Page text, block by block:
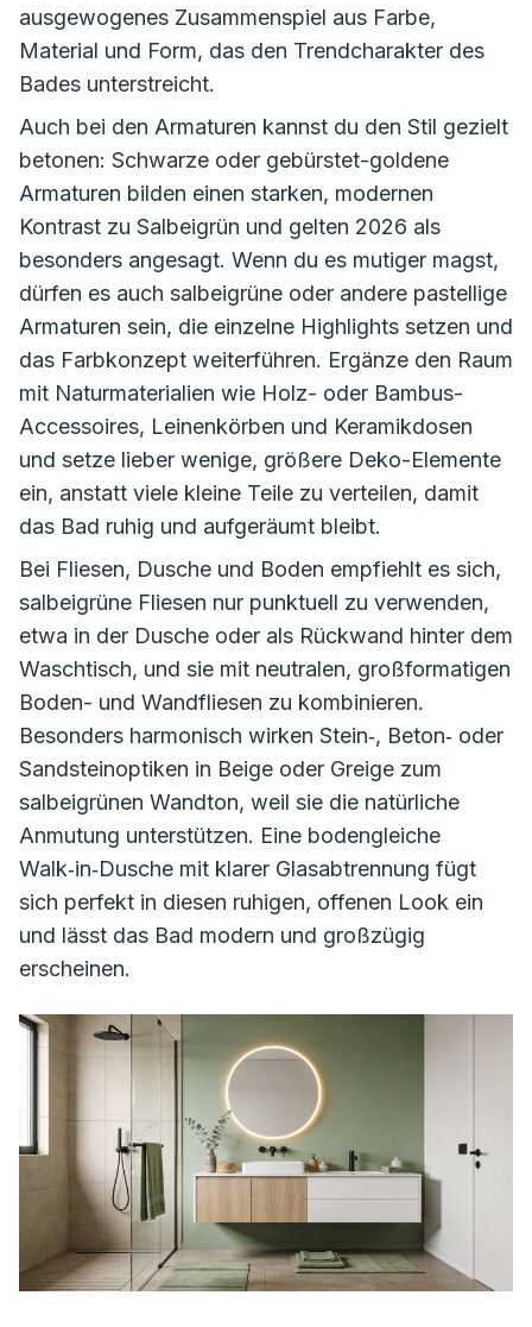
ausgewogenes Zusammenspiel aus Farbe,
Material und Form, das den Trendcharakter des
Bades unterstreicht.
Auch bei den Armaturen kannst du den Stil gezielt
betonen: Schwarze oder gebürstet-goldene
Armaturen bilden einen starken, modernen
Kontrast zu Salbeigrün und gelten 2026 als
besonders angesagt. Wenn du es mutiger magst,
dürfen es auch salbeigrüne oder andere pastellige
Armaturen sein, die einzelne Highlights setzen und
das Farbkonzept weiterführen. Ergänze den Raum
mit Naturmaterialien wie Holz- oder Bambus-
Accessoires, Leinenkörben und Keramikdosen
und setze lieber wenige, größere Deko-Elemente
ein, anstatt viele kleine Teile zu verteilen, damit
das Bad ruhig und aufgeräumt bleibt.
Bei Fliesen, Dusche und Boden empfiehlt es sich,
salbeigrüne Fliesen nur punktuell zu verwenden,
etwa in der Dusche oder als Rückwand hinter dem
Waschtisch, und sie mit neutralen, großformatigen
Boden- und Wandfliesen zu kombinieren.
Besonders harmonisch wirken Stein‑, Beton‑ oder
Sandsteinoptiken in Beige oder Greige zum
salbeigrünen Wandton, weil sie die natürliche
Anmutung unterstützen. Eine bodengleiche
Walk‑in‑Dusche mit klarer Glasabtrennung fügt
sich perfekt in diesen ruhigen, offenen Look ein
und lässt das Bad modern und großzügig
erscheinen.